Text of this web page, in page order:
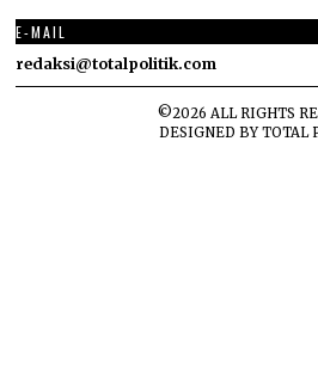
E-MAIL
redaksi@totalpolitik.com
©2026 ALL RIGHTS
DESIGNED BYTOTAL